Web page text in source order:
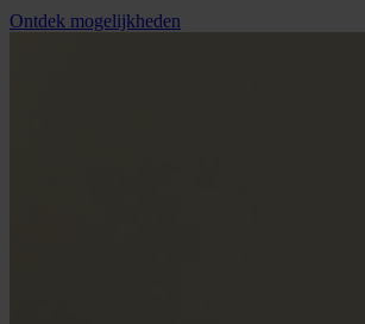
Ontdek mogelijkheden